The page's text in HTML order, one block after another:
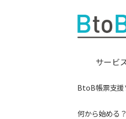
サービ
BtoB帳票支援
何から始める